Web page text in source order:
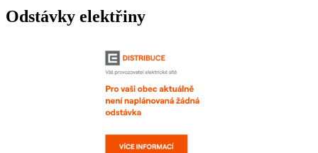
Odstávky elektřiny